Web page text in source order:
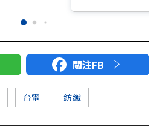
關注FB
台電 紡織